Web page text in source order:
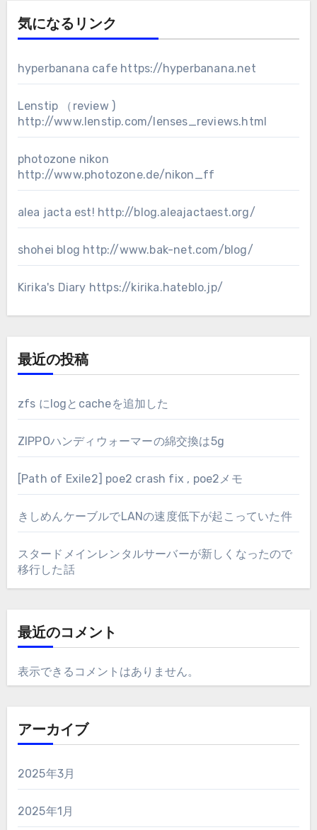
気になるリンク
hyperbanana cafe https://hyperbanana.net
Lenstip （review )
http://www.lenstip.com/lenses_reviews.html
photozone nikon
http://www.photozone.de/nikon_ff
alea jacta est! http://blog.aleajactaest.org/
shohei blog http://www.bak-net.com/blog/
Kirika's Diary https://kirika.hateblo.jp/
最近の投稿
zfs にlogとcacheを追加した
ZIPPOハンディウォーマーの綿交換は5g
[Path of Exile2] poe2 crash fix , poe2メモ
きしめんケーブルでLANの速度低下が起こっていた件
スタードメインレンタルサーバーが新しくなったので
移行した話
最近のコメント
表示できるコメントはありません。
アーカイブ
2025年3月
2025年1月